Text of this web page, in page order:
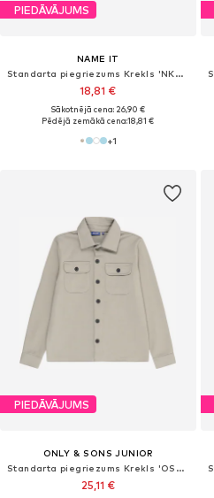
PIEDĀVĀJUMS
NAME IT
Standarta piegriezums Krekls 'NKMNewsa'
18,81 €
Sākotnējā cena: 26,90 €
Pēdējā zemākā cena:18,81 €
+1
PIEDĀVĀJUMS
ONLY & SONS JUNIOR
Standarta piegriezums Krekls 'OSJNEW KODYL'
25,11 €